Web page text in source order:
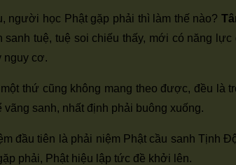
người học Phật gặp phải thì làm thế nào?
tuệ, tuệ soi chiếu thấy, mới có năng
nguy cơ.
thứ cũng không mang theo được, đều là
sanh, nhất định phải buông xuống.
đầu tiên là phải niệm Phật cầu sanh Tịnh
phải, Phật hiệu lập tức đề khởi lên.